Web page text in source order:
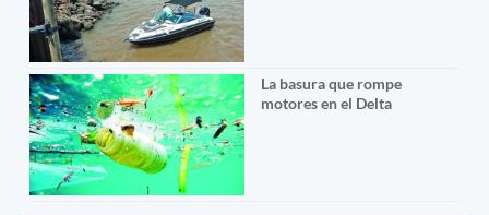
La basura que rompe
motores en el Delta